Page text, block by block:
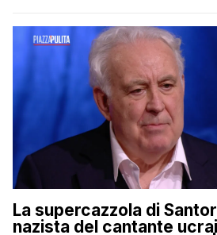
La supercazzola di
nazista del cantante